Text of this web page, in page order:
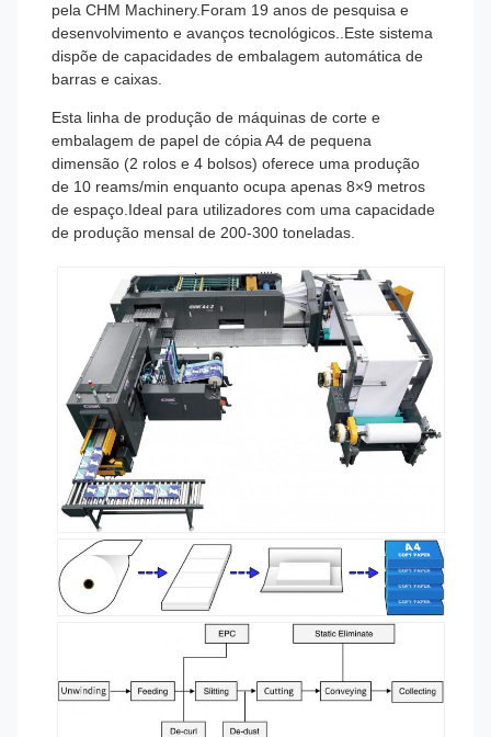
pela CHM Machinery.Foram 19 anos de pesquisa e
desenvolvimento e avanços tecnológicos.. Este sistema
dispõe de capacidades de embalagem automática de
barras e caixas.
Esta linha de produção de máquinas de corte e
embalagem de papel de cópia A4 de pequena
dimensão (2 rolos e 4 bolsos) oferece uma produção
de 10 reams/min enquanto ocupa apenas 8×9 metros
de espaço.Ideal para utilizadores com uma capacidade
de produção mensal de 200-300 toneladas.